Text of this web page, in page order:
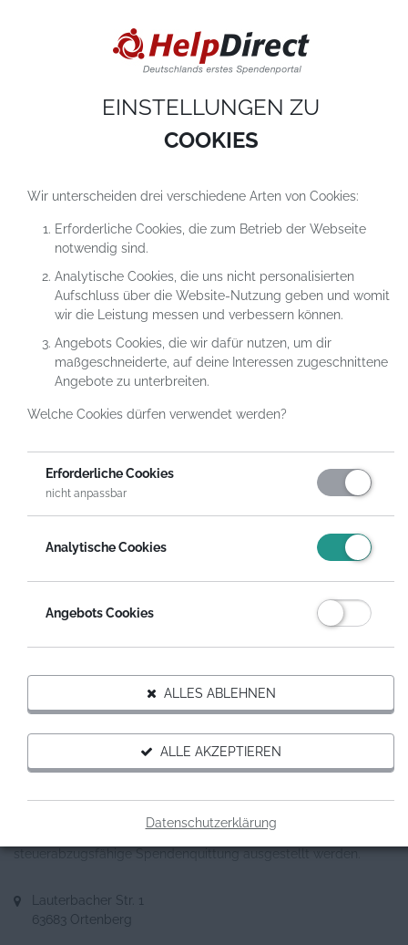
Cookies sind kleine Textdateien, die auf einem Computer heruntergeladen
sobald du unsere Website nutzt. Cookies setzen wir hauptsächlich dazu ein,
du unser Angebot richtig nutzen kannst. Mehr erfährst du in
Ansprechpartner
Tobias Greilich
Dieses Projekt ist als gemeinnützig anerkannt. Daher kann eine
steuerabzugsfähige Spendenquittung ausgestellt werden.
Lauterbacher Str. 1
63683 Ortenberg
EINSTELLUNGEN ZU
COOKIES
Wir unterscheiden drei verschiedene Arten von Cookies:
Erforderliche Cookies, die zum Betrieb der Webseite
notwendig sind.
Analytische Cookies, die uns nicht personalisierten
Aufschluss über die Website-Nutzung geben und womit
wir die Leistung messen und verbessern können.
Angebots Cookies, die wir dafür nutzen, um dir
maßgeschneiderte, auf deine Interessen zugeschnittene
Angebote zu unterbreiten.
Welche Cookies dürfen verwendet werden?
Erforderliche Cookies
nicht anpassbar
Analytische Cookies
Angebots Cookies
ALLES ABLEHNEN
ALLE AKZEPTIEREN
Datenschutzerklärung